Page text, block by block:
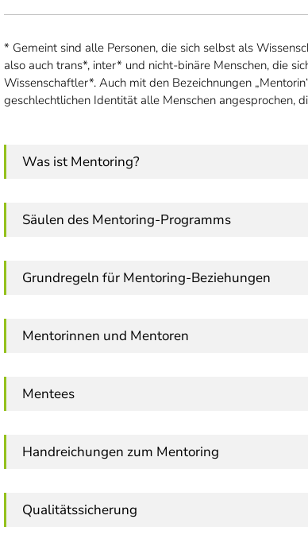
* Gemeint sind alle Personen, die sich selbst als
also auch trans*, inter* und nicht-binäre Menschen, die
Wissenschaftler*. Auch mit den Bezeichnungen
geschlechtlichen Identität alle Menschen angesprochen,
Was ist Mentoring?
Säulen des Mentoring-Programms
Grundregeln für Mentoring-Beziehungen
Mentorinnen und Mentoren
Mentees
Handreichungen zum Mentoring
Qualitätssicherung